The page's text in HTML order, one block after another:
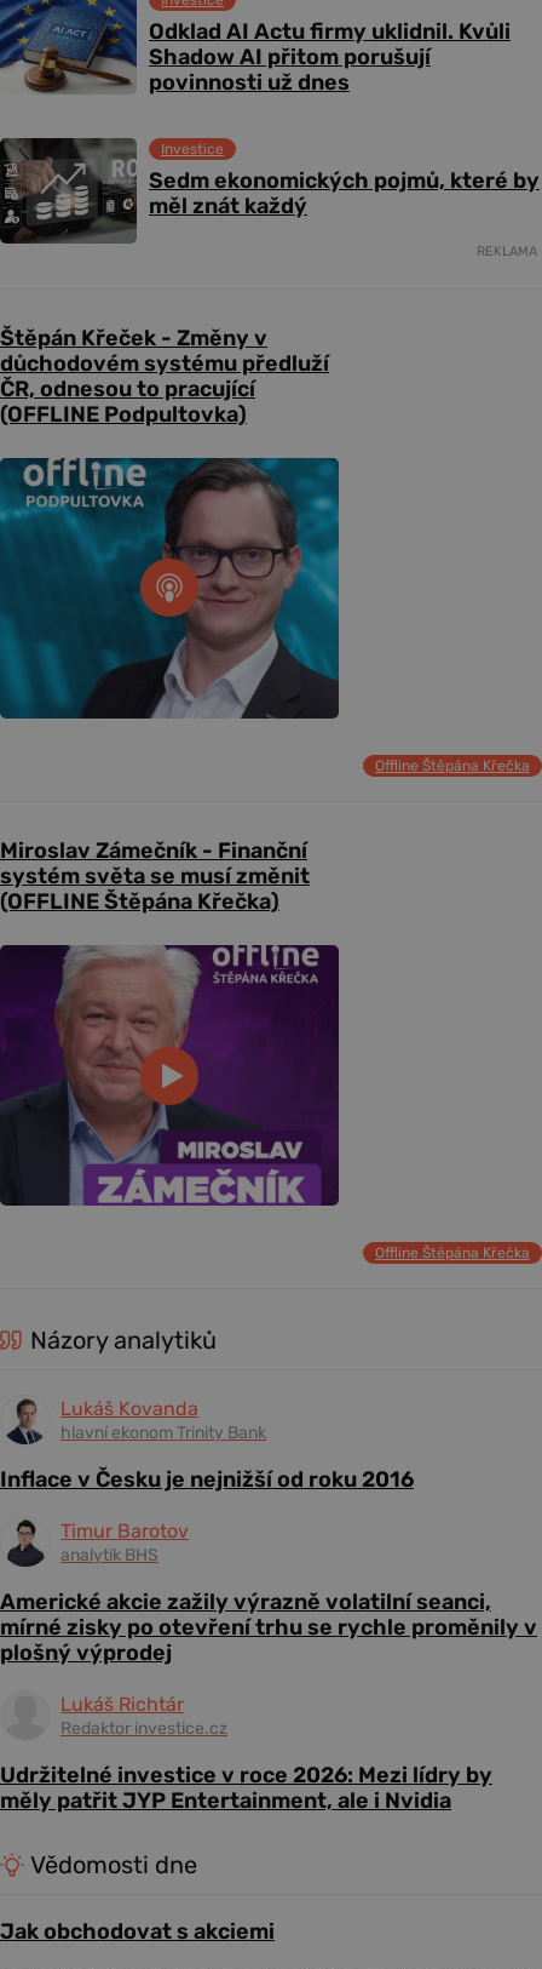
Odklad AI Actu firmy uklidnil. Kvůli
Shadow AI přitom porušují
povinnosti už dnes
Sedm ekonomických pojmů, které by
měl znát každý
Investice
REKLAMA
Štěpán Křeček - Změny v
důchodovém systému předluží
ČR, odnesou to pracující
(OFFLINE Podpultovka)
Offline Štěpána Křečka
Miroslav Zámečník - Finanční
systém světa se musí změnit
(OFFLINE Štěpána Křečka)
Offline Štěpána Křečka
Názory analytiků
Lukáš Kovanda
hlavní ekonom Trinity Bank
Inflace v Česku je nejnižší od roku 2016
Timur Barotov
analytik BHS
Americké akcie zažily výrazně volatilní seanci,
mírné zisky po otevření trhu se rychle proměnily v
plošný výprodej
Lukáš Richtár
Redaktor investice.cz
Udržitelné investice v roce 2026: Mezi lídry by
měly patřit JYP Entertainment, ale i Nvidia
Vědomosti dne
Jak obchodovat s akciemi